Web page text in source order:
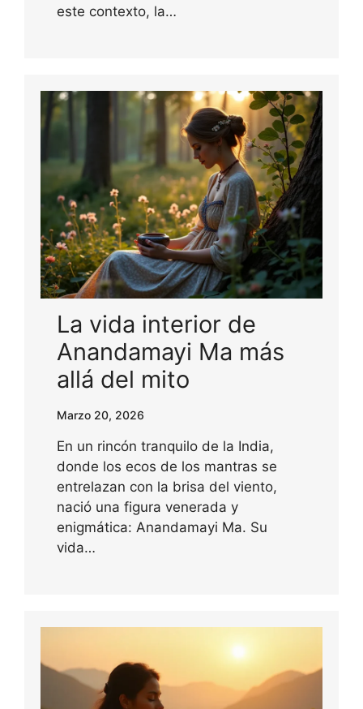
este contexto, la…
La vida interior de
Anandamayi Ma más
allá del mito
Marzo 20, 2026
En un rincón tranquilo de la India,
donde los ecos de los mantras se
entrelazan con la brisa del viento,
nació una figura venerada y
enigmática: Anandamayi Ma. Su
vida…